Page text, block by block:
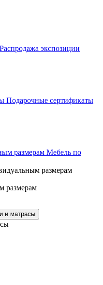
Распродажа экспозиции
Подарочные сертификаты
Мебель по
размерам
и матрасы